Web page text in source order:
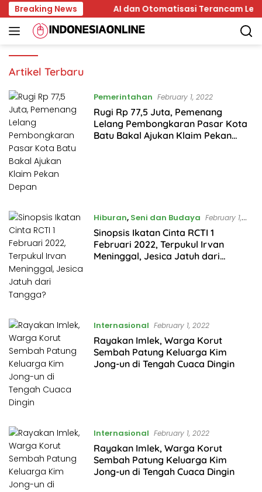
Skip
to
content
Breaking News
di Kepala AI dan Otomatisasi Terancam
Indonesia
Artikel Terbaru
Pemerintahan February 1, 2022
Rugi Rp 77,5 Juta, Pemenang
Lelang Pembongkaran Pasar Kota
Batu Bakal Ajukan Klaim Pekan
Hiburan, Seni dan Budaya February 1,
2022
Sinopsis Ikatan Cinta RCTI 1
Februari 2022, Terpukul Irvan
Meninggal, Jesica Jatuh dari
Internasional February 1, 2022
Rayakan Imlek, Warga Korut
Sembah Patung Keluarga Kim
Jong-un di Tengah Cuaca Dingin
Internasional February 1, 2022
Rayakan Imlek, Warga Korut
Sembah Patung Keluarga Kim
Jong-un di Tengah Cuaca Dingin